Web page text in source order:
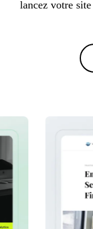
lancez votre